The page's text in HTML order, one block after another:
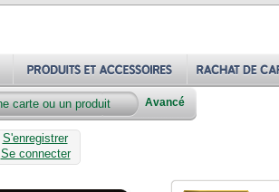
Avancé
S'enregistrer
Se connecter